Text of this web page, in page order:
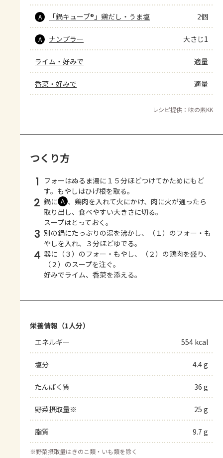
A 「鍋キューブ®」鶏だし・うま塩 2個
A ナンプラー 大さじ1
ライム・好みで 適量
香菜・好みで 適量
レシピ提供：味の素KK
つくり方
1
フォーはぬるま湯に１５分ほどつけてかためにもど
す。もやしはひげ根を取る。
2 鍋に Ａ 、鶏肉を入れて火にかけ、肉に火が通ったら
取り出し、食べやすい大きさに切る。
スープはとっておく。
3 別の鍋にたっぷりの湯を沸かし、（１）のフォー・も
やしを入れ、３分ほどゆでる。
4 器に（３）のフォー・もやし、（２）の鶏肉を盛り、
（２）のスープを注ぐ。
好みでライム、香菜を添える。
栄養情報（1人分）
エネルギー
554 kcal
塩分 4.4 g
たんぱく質 36 g
野菜摂取量※ 25 g
脂質 9.7 g
※野菜摂取量はきのこ類・いも類を除く